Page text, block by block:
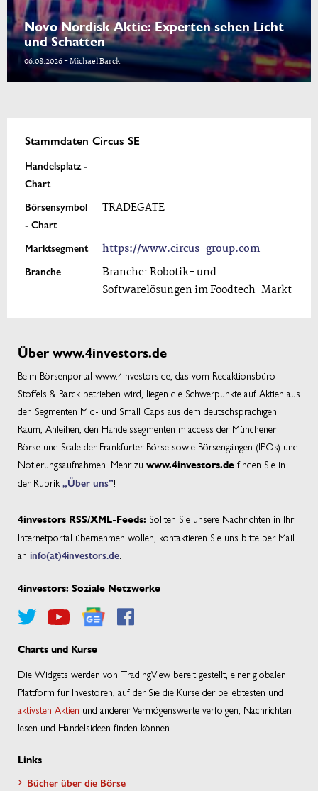
Novo Nordisk Aktie: Experten sehen Licht
und Schatten
06.08.2026 - Michael Barck
Stammdaten Circus SE
Handelsplatz -
Chart
Börsensymbol
- Chart
TRADEGATE
Marktsegment https://www.circus-group.com
Branche
Branche: Robotik- und
Softwarelösungen im Foodtech-Markt
Über www.4investors.de
Beim Börsenportal www.4investors.de, das vom Redaktionsbüro
Stoffels & Barck betrieben wird, liegen die Schwerpunkte auf Aktien aus
den Segmenten Mid- und Small Caps aus dem deutschsprachigen
Raum, Anleihen, den Handelssegmenten m:access der Münchener
Börse und Scale der Frankfurter Börse sowie Börsengängen (IPOs) und
Notierungsaufnahmen. Mehr zu www.4investors.de finden Sie in
der Rubrik„Über uns”!
4investors RSS/XML-Feeds: Sollten Sie unsere Nachrichten in Ihr
Internetportal übernehmen wollen, kontaktieren Sie uns bitte per Mail
an info(at)4investors.de.
4investors: Soziale Netzwerke
Charts und Kurse
Die Widgets werden von TradingView bereit gestellt, einer globalen
Plattform für Investoren, auf der Sie die Kurse der beliebtesten und
aktivsten Aktien und anderer Vermögenswerte verfolgen, Nachrichten
lesen und Handelsideen finden können.
Links
Bücher über die Börse